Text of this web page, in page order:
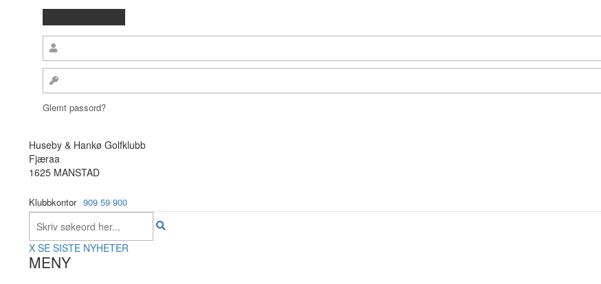
Glemt passord?
Huseby & Hankø Golfklubb
Fjæraa
1625 MANSTAD
Klubbkontor 909 59 900
X SE SISTE NYHETER
MENY